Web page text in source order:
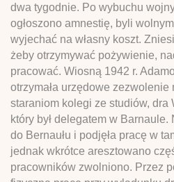
dwa tygodnie. Po wybuchu
ogłoszono amnestię, byli
wyjechać na własny koszt.
żeby otrzymywać pożywienie,
pracować. Wiosną 1942 r.
otrzymała urzędowe zezwolenie
staraniom kolegi ze studiów, dra
który był delegatem w Barnaule.
do Bernaułu i podjęła pracę w
jednak wkrótce aresztowano
pracowników zwolniono. Przez